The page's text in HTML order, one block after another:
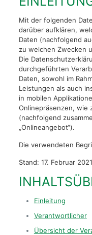
Mit der folgenden
darüber aufklären,
Daten (nachfolgend
zu welchen Zwecken
Die
durchgeführten
Daten, sowohl im
Leistungen als auch
in mobilen
Onlinepräsenzen, wie
(nachfolgend
„Onlineangebot“).
Die verwendeten
Stand: 17. Februar 2021
Einleitung
Verantwortlicher
Übersicht der